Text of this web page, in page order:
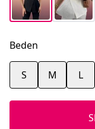
Beden
S M L